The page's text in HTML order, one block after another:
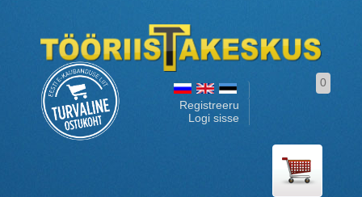
Registreeru
Logi sisse
0